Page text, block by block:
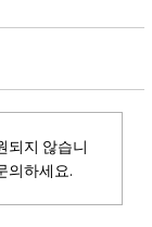
월 30일, 파
홀(B9)에서
하게 휘어있
한 언듈레
로 유지하
되지 않습니
의하세요.